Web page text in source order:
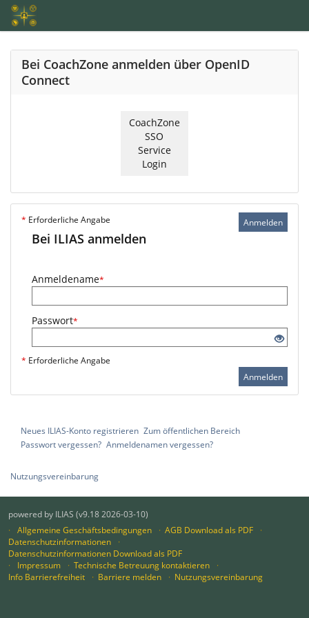
Bei CoachZone anmelden über OpenID
Connect
CoachZone
SSO
Service
Login
Anmelden
* Erforderliche Angabe
Bei ILIAS anmelden
Anmeldename*
Passwort*
* Erforderliche Angabe
Anmelden
Neues ILIAS-Konto registrieren Zum öffentlichen Bereich
Passwort vergessen? Anmeldenamen vergessen?
Nutzungsvereinbarung
powered by ILIAS (v9.18 2026-03-10)
Allgemeine Geschäftsbedingungen
AGB Download als PDF
Datenschutzinformationen
Datenschutzinformationen Download als PDF
Impressum
Technische Betreuung kontaktieren
Info Barrierefreiheit
Barriere melden Nutzungsvereinbarung